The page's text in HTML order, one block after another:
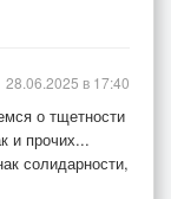
о тщетности
и прочих...
солидарности,
28.06.2025 в 17:40